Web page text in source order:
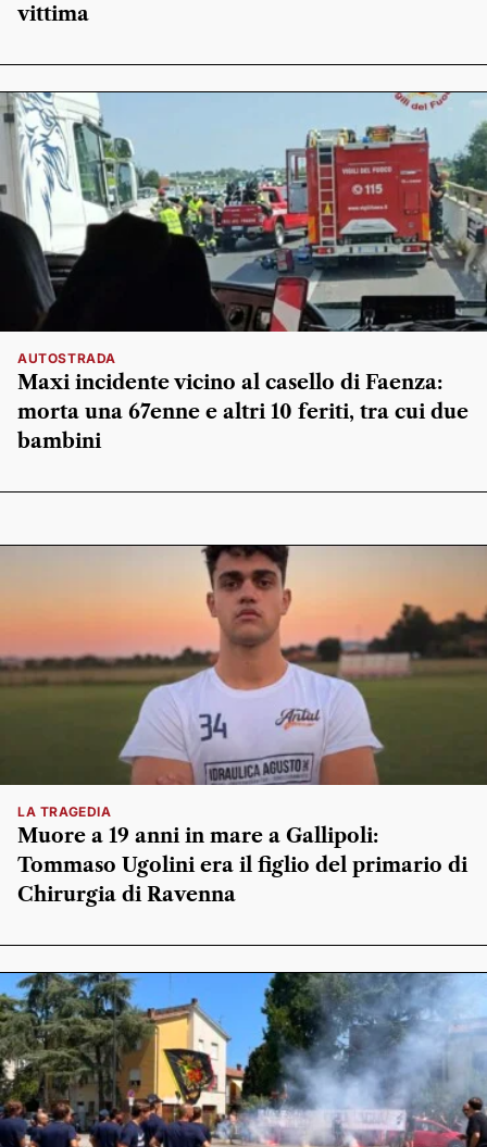
vittima
AUTOSTRADA
Maxi incidente vicino al casello di Faenza:
morta una 67enne e altri 10 feriti, tra cui due
bambini
LA TRAGEDIA
Muore a 19 anni in mare a Gallipoli:
Tommaso Ugolini era il figlio del primario di
Chirurgia di Ravenna